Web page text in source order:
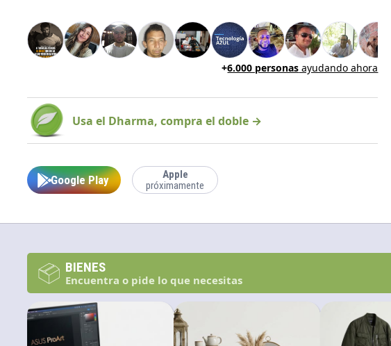
+6.000 personas ayudando ahora
Usa el Dharma, compra el doble →
Google Play
Apple
próximamente
BIENES
Encuentra o pide lo que necesitas